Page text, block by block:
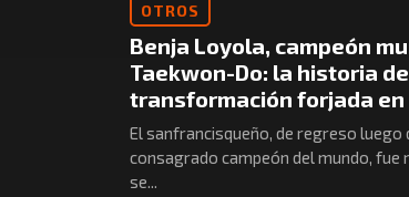
OTROS
Benja Loyola, campeón
Taekwon-Do: la historia
transformación forjada en
El sanfrancisqueño, de regreso luego
consagrado campeón del mundo, fue
se...